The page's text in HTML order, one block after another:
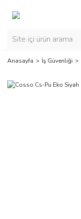
Anasayfa İş Güvenliği